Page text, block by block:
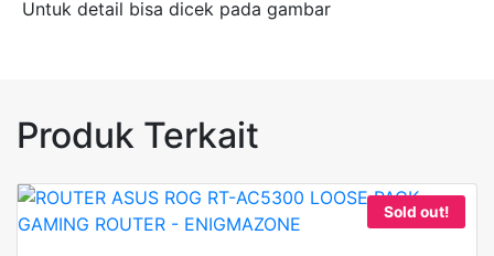
Untuk detail bisa dicek pada gambar
Produk Terkait
Sold out!